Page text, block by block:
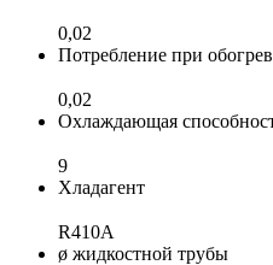
0,02
Потребление при
0,02
Охлаждающая
9
Хладагент
R410A
ø жидкостной трубы